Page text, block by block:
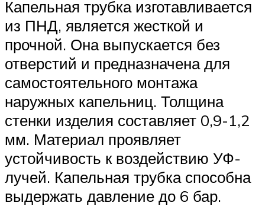
Капельная трубка изготавливается
из ПНД, является жесткой и
прочной. Она выпускается без
отверстий и предназначена для
самостоятельного монтажа
наружных капельниц. Толщина
стенки изделия составляет 0,9-1,2
мм. Материал проявляет
устойчивость к воздействию УФ-
лучей. Капельная трубка способна
выдержать давление до 6 бар.